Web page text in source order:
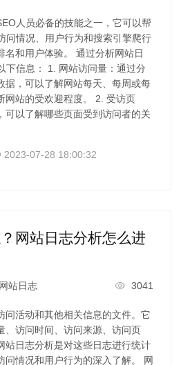
人员必备的技能之一，它可以帮
问情况、用户行为和搜索引擎爬行
名和用户体验。 通过分析网站日
下信息： 1. 网站访问量：通过分
据，可以了解网站每天、每周或每
网站的受欢迎程度。 2. 受访页
可以了解哪些页面受到访问者的关
2023-07-28 18:00:32
网站日志分析怎么进
站日志 3041
问活动和其他相关信息的文件。它
、访问时间、访问来源、访问页
站日志分析是对这些日志进行统计
问情况和用户行为的深入了解。 网